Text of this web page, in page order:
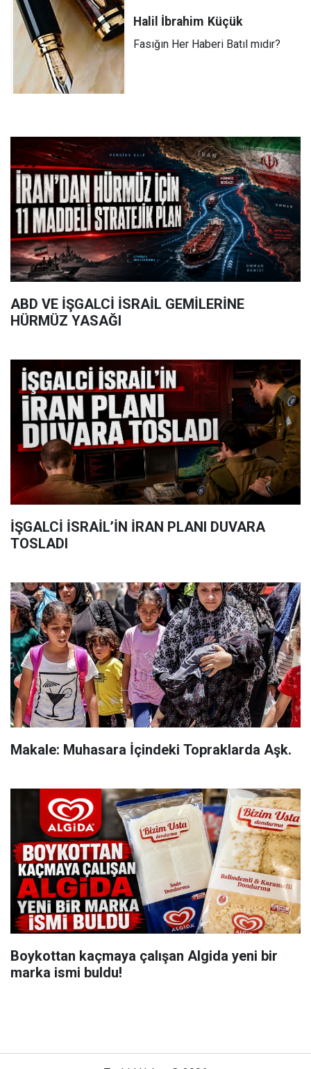
Halil İbrahim Küçük
Fasığın Her Haberi Batıl mıdır?
ABD VE İŞGALCİ İSRAİL GEMİLERİNE
HÜRMÜZ YASAĞI
İŞGALCİ İSRAİL’İN İRAN PLANI DUVARA
TOSLADI
Makale: Muhasara İçindeki Topraklarda Aşk.
Boykottan kaçmaya çalışan Algida yeni bir
marka ismi buldu!